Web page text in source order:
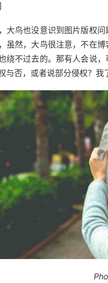
大鸟也没意识到图片版权
虽然，大鸟很注意，不在
绕不过去的。那有人会说
与否，或者说部分侵权？